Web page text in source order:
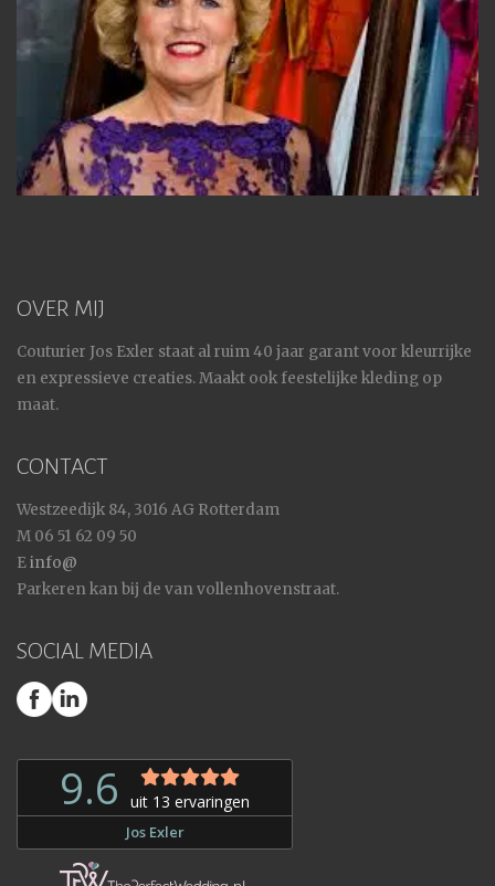
OVER MIJ
Couturier Jos Exler staat al ruim 40 jaar garant voor kleurrijke
en expressieve creaties. Maakt ook feestelijke kleding op
maat.
CONTACT
Westzeedijk 84, 3016 AG Rotterdam
M 06 51 62 09 50
Einfo@
Parkeren kan bij de van vollenhovenstraat.
SOCIAL MEDIA